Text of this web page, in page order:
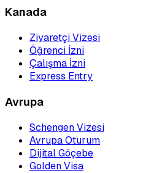
Kanada
Ziyaretçi Vizesi
Öğrenci İzni
Çalışma İzni
Express Entry
Avrupa
Schengen Vizesi
Avrupa Oturum
Dijital Göçebe
Golden Visa